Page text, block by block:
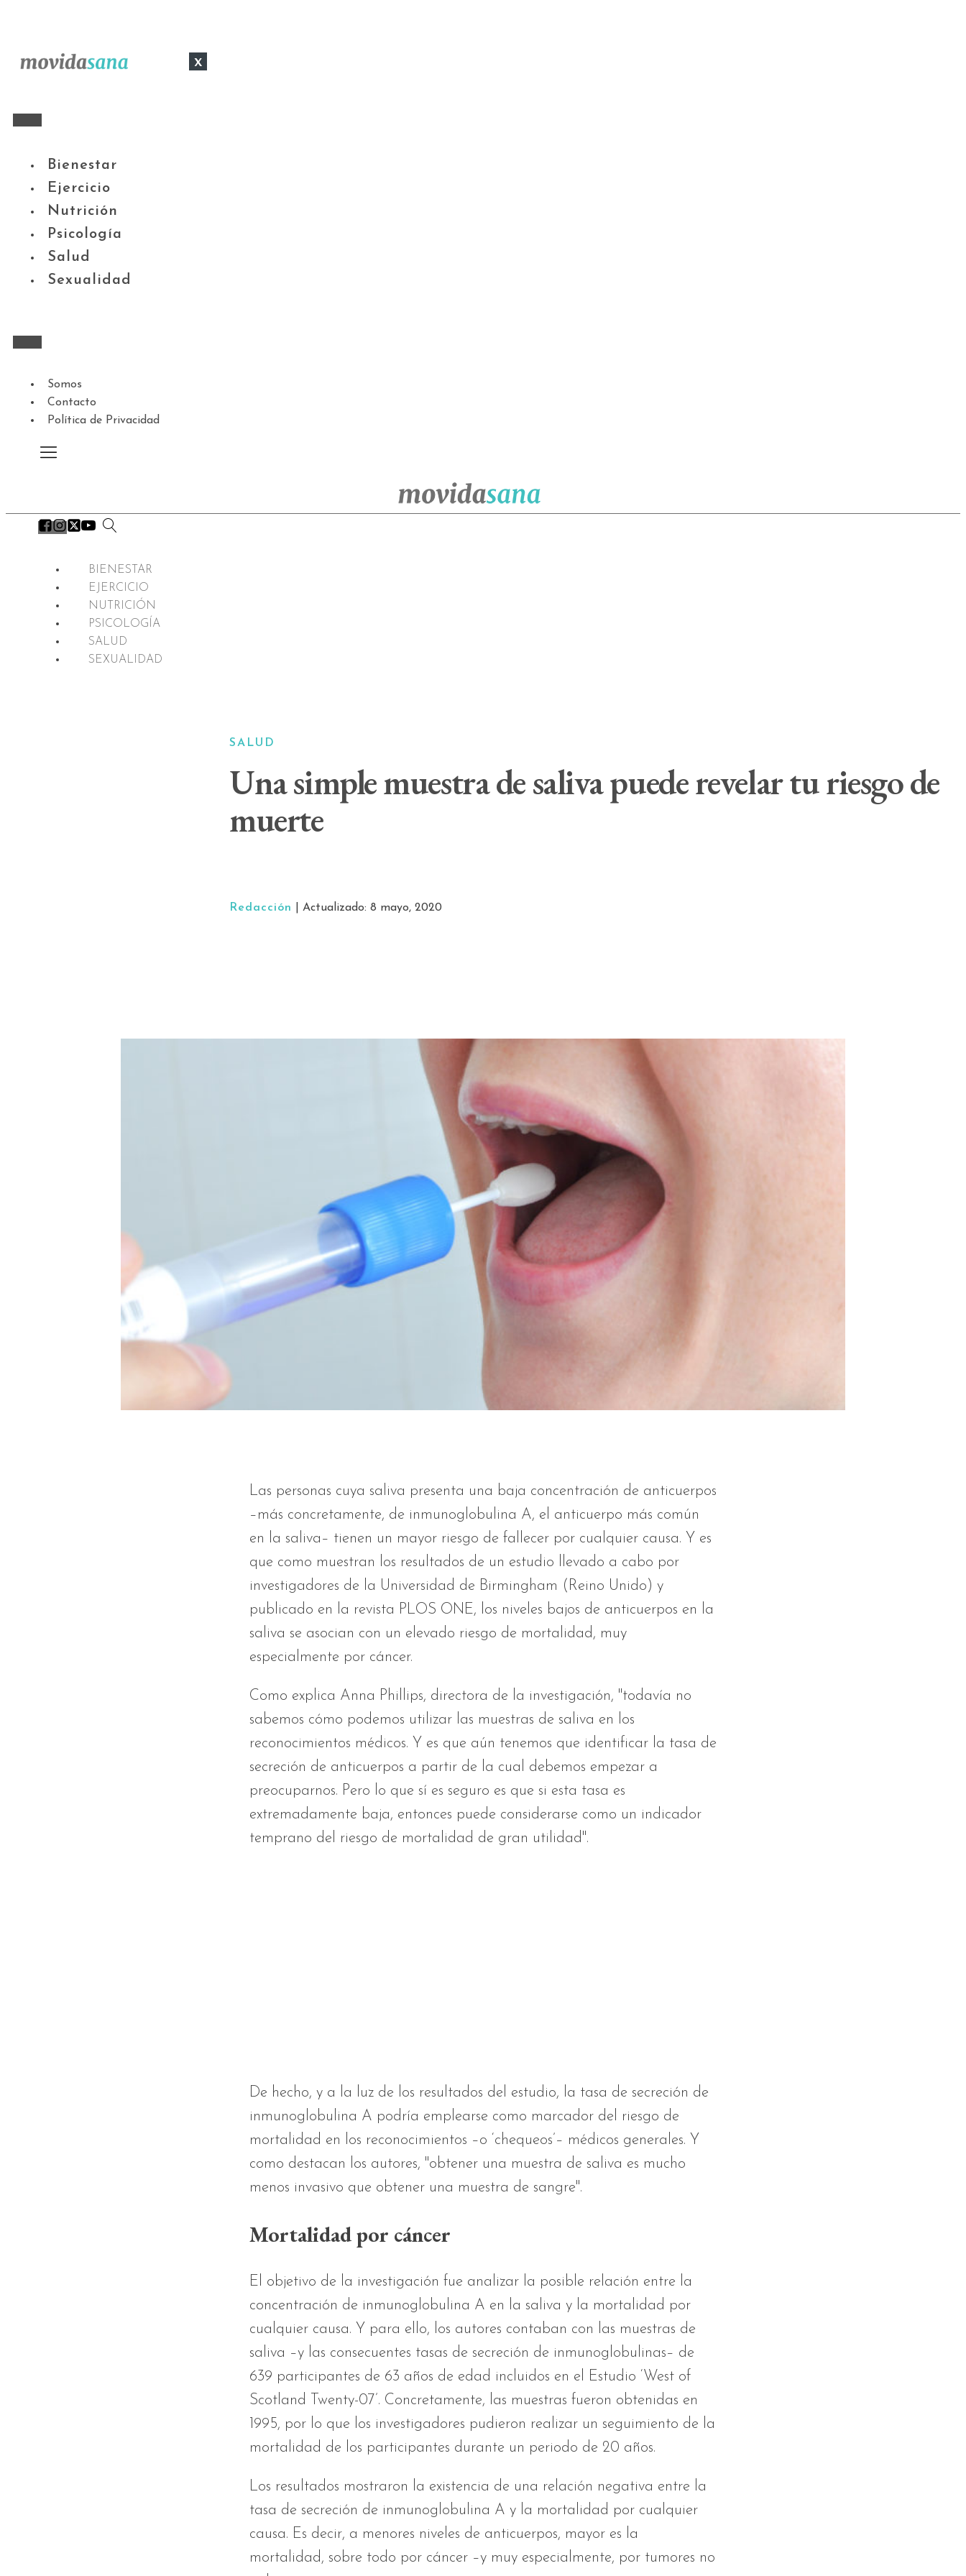
x
Bienestar
Ejercicio
Nutrición
Psicología
Salud
Sexualidad
Somos
Contacto
Política de Privacidad
BIENESTAR
EJERCICIO
NUTRICIÓN
PSICOLOGÍA
SALUD
SEXUALIDAD
SALUD
Una simple muestra de saliva puede revelar tu riesgo de
muerte
Redacción | Actualizado: 8 mayo, 2020
Las personas cuya saliva presenta una baja concentración de anticuerpos
–más concretamente, de inmunoglobulina A, el anticuerpo más común
en la saliva– tienen un mayor riesgo de fallecer por cualquier causa. Y es
que como muestran los resultados de un estudio llevado a cabo por
investigadores de la Universidad de Birmingham (Reino Unido) y
publicado en la revista PLOS ONE, los niveles bajos de anticuerpos en la
saliva se asocian con un elevado riesgo de mortalidad, muy
especialmente por cáncer.
Como explica Anna Phillips, directora de la investigación, "todavía no
sabemos cómo podemos utilizar las muestras de saliva en los
reconocimientos médicos. Y es que aún tenemos que identificar la tasa de
secreción de anticuerpos a partir de la cual debemos empezar a
preocuparnos. Pero lo que sí es seguro es que si esta tasa es
extremadamente baja, entonces puede considerarse como un indicador
temprano del riesgo de mortalidad de gran utilidad".
De hecho, y a la luz de los resultados del estudio, la tasa de secreción de
inmunoglobulina A podría emplearse como marcador del riesgo de
mortalidad en los reconocimientos –o ‘chequeos’– médicos generales. Y
como destacan los autores, "obtener una muestra de saliva es mucho
menos invasivo que obtener una muestra de sangre".
Mortalidad por cáncer
El objetivo de la investigación fue analizar la posible relación entre la
concentración de inmunoglobulina A en la saliva y la mortalidad por
cualquier causa. Y para ello, los autores contaban con las muestras de
saliva –y las consecuentes tasas de secreción de inmunoglobulinas– de
639 participantes de 63 años de edad incluidos en el Estudio ‘West of
Scotland Twenty-07’. Concretamente, las muestras fueron obtenidas en
1995, por lo que los investigadores pudieron realizar un seguimiento de la
mortalidad de los participantes durante un periodo de 20 años.
Los resultados mostraron la existencia de una relación negativa entre la
tasa de secreción de inmunoglobulina A y la mortalidad por cualquier
causa. Es decir, a menores niveles de anticuerpos, mayor es la
mortalidad, sobre todo por cáncer –y muy especialmente, por tumores no